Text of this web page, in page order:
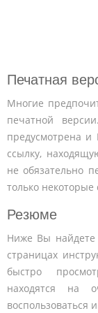
Печатная
Многие
печатной
предусмотрена
ссылку,
не обязательно
только
Резюме
Ниже Вы найдете
страницах
быстро
находятся на
воспользоваться